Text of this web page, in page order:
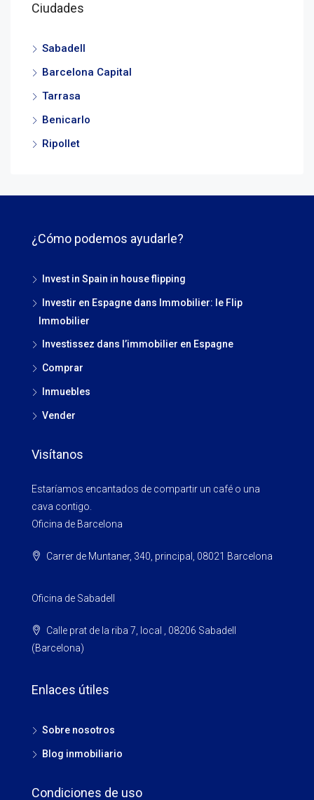
Ciudades
Sabadell
Barcelona Capital
Tarrasa
Benicarlo
Ripollet
¿Cómo podemos ayudarle?
Invest in Spain in house flipping
Investir en Espagne dans Immobilier: le Flip
Immobilier
Investissez dans l’immobilier en Espagne
Comprar
Inmuebles
Vender
Visítanos
Estaríamos encantados de compartir un café o una
cava contigo.
Oficina de Barcelona
Carrer de Muntaner, 340, principal, 08021 Barcelona
Oficina de Sabadell
Calle prat de la riba 7, local , 08206 Sabadell
(Barcelona)
Enlaces útiles
Sobre nosotros
Blog inmobiliario
Condiciones de uso